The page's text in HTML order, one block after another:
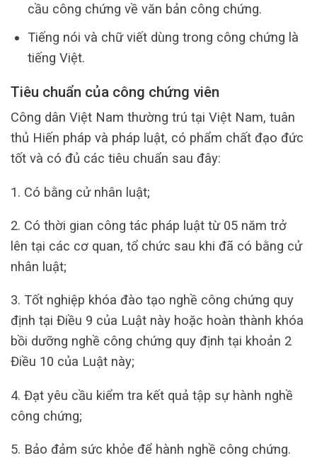
cầu công chứng về văn bản công chứng.
Tiếng nói và chữ viết dùng trong công chứng là
tiếng Việt.
Tiêu chuẩn của công chứng viên
Công dân Việt Nam thường trú tại Việt Nam, tuân
thủ Hiến pháp và pháp luật, có phẩm chất đạo đức
tốt và có đủ các tiêu chuẩn sau đây:
1. Có bằng cử nhân luật;
2. Có thời gian công tác pháp luật từ 05 năm trở
lên tại các cơ quan, tổ chức sau khi đã có bằng cử
nhân luật;
3. Tốt nghiệp khóa đào tạo nghề công chứng quy
định tại Điều 9 của Luật này hoặc hoàn thành khóa
bồi dưỡng nghề công chứng quy định tại khoản 2
Điều 10 của Luật này;
4. Đạt yêu cầu kiểm tra kết quả tập sự hành nghề
công chứng;
5. Bảo đảm sức khỏe để hành nghề công chứng.